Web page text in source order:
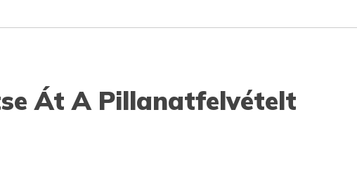
Át A Pillanatfelvételt